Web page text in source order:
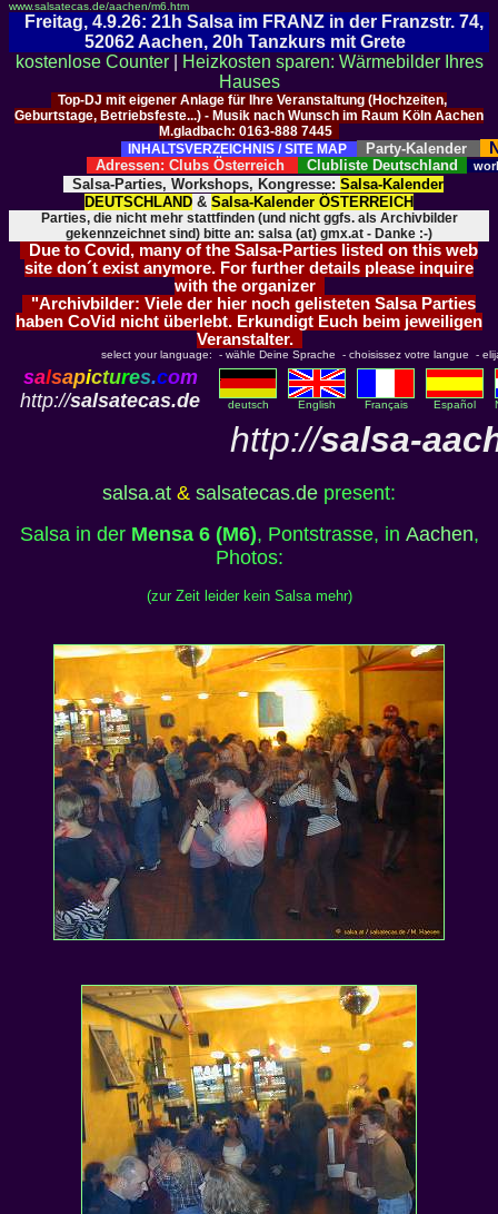
www.salsatecas.de/aachen/m6.htm
Freitag, 4.9.26: 21h Salsa im FRANZ in der Franzstr. 74,
52062 Aachen, 20h Tanzkurs mit Grete
kostenlose Counter|
Heizkosten sparen: Wärmebilder Ihres
Hauses
Top-DJ mit eigener Anlage für Ihre Veranstaltung (Hochzeiten,
Geburtstage, Betriebsfeste...) - Musik nach Wunsch im Raum Köln Aachen
M.gladbach: 0163-888 7445
INHALTSVERZEICHNIS / SITE MAP
Party-Kalender
Adressen: Clubs Österreich Clubliste Deutschland
Salsa-Parties, Workshops, Kongresse: Salsa-Kalender
DEUTSCHLAND & Salsa-Kalender ÖSTERREICH
Parties, die nicht mehr stattfinden (und nicht ggfs. als Archivbilder
gekennzeichnet sind) bitte an: salsa (at) gmx.at - Danke :-)
Due to Covid, many of the Salsa-Parties listed on this web
site don´t exist anymore. For further details please inquire
with the organizer
"Archivbilder: Viele der hier noch gelisteten Salsa Parties
haben CoVid nicht überlebt. Erkundigt Euch beim jeweiligen
Veranstalter.
select your language: - wähle Deine Sprache - choisissez votre langue -
salsapictures.com
http://salsatecas.de deutsch English Français Español
http://salsa-
salsa.at & salsatecas.de present:
Salsa in der Mensa 6 (M6), Pontstrasse, in Aachen,
Photos:
(zur Zeit leider kein Salsa mehr)